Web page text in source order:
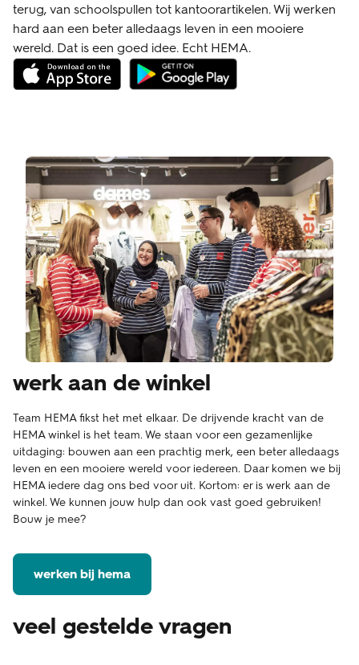
terug, van schoolspullen tot kantoorartikelen. Wij werken
hard aan een beter alledaags leven in een mooiere
wereld. Dat is een goed idee. Echt HEMA.
werk aan de winkel
Team HEMA fikst het met elkaar. De drijvende kracht van de
HEMA winkel is het team. We staan voor een gezamenlijke
uitdaging: bouwen aan een prachtig merk, een beter alledaags
leven en een mooiere wereld voor iedereen. Daar komen we bij
HEMA iedere dag ons bed voor uit. Kortom: er is werk aan de
winkel. We kunnen jouw hulp dan ook vast goed gebruiken!
Bouw je mee?
werken bij hema
veel gestelde vragen